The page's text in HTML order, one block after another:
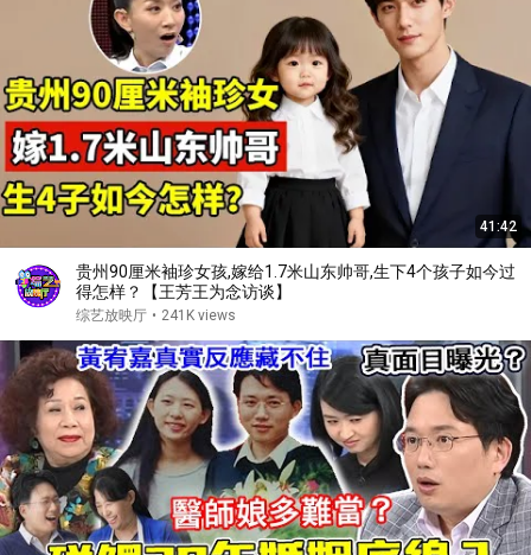
41:42
贵州90厘米袖珍女孩,嫁给1.7米山东帅哥,生下4个孩子如今过
得怎样？【王芳王为念访谈】
综艺放映厅 • 241K views